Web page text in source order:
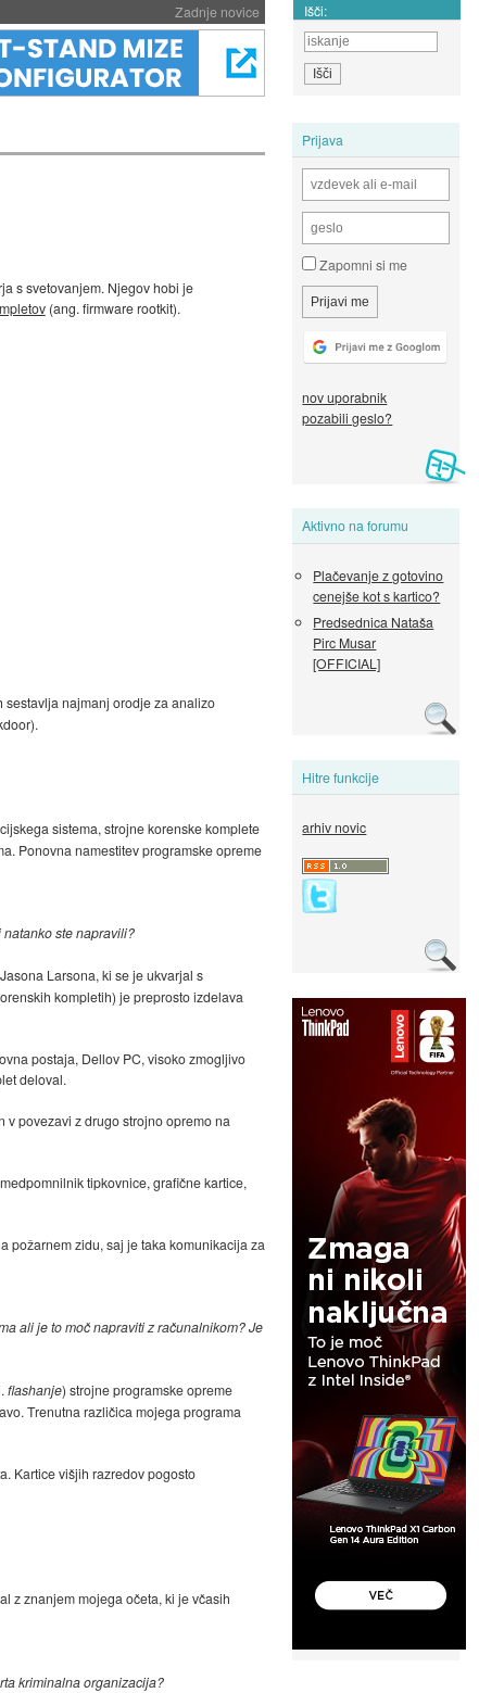
Zadnje novice Išči:
Prijava
Zapomni si me
nov uporabnik
pozabili geslo?
Aktivno na forumu
Plačevanje z gotovino
cenejše kot s kartico?
Predsednica Nataša
Pirc Musar
[OFFICIAL]
Hitre funkcije
arhiv novic
s svetovanjem. Njegov hobi je
(ang. firmware rootkit).
najmanj orodje za analizo
sistema, strojne korenske komplete
Ponovna namestitev programske opreme
ste napravili?
Larsona, ki se je ukvarjal s
kompletih) je preprosto izdelava
postaja, Dellov PC, visoko zmogljivo
deloval.
v povezavi z drugo strojno opremo na
tipkovnice, grafične kartice,
požarnem zidu, saj je taka komunikacija za
ali je to moč napraviti z računalnikom? Je
flashanje) strojne programske opreme
Trenutna različica mojega programa
Kartice višjih razredov pogosto
z znanjem mojega očeta, ki je včasih
kriminalna organizacija?